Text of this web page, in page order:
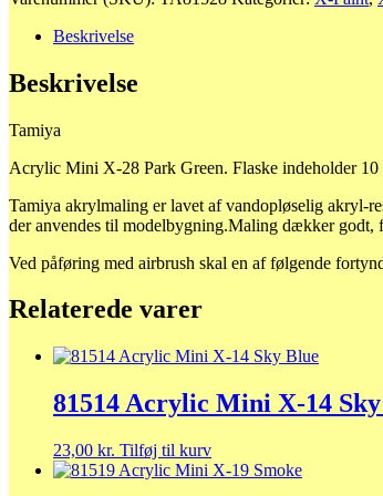
Park
Green
Beskrivelse
Beskrivelse
Tamiya
Acrylic Mini X-28 Park Green. Flaske indeholder
Tamiya akrylmaling er lavet af vandopløselig akryl-
der anvendes til modelbygning.Maling dækker godt,
Ved påføring med airbrush skal en af følgende
Relaterede varer
81514 Acrylic Mini X-14
23,00 kr. Tilføj til kurv